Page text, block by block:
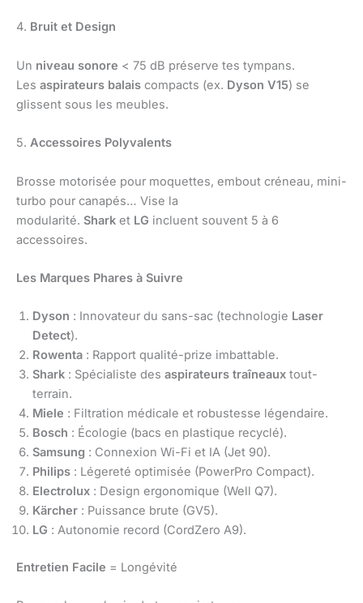
4. Bruit et Design
Un niveau sonore < 75 dB préserve tes tympans.
Les aspirateurs balais compacts (ex. Dyson V15) se
glissent sous les meubles.
5. Accessoires Polyvalents
Brosse motorisée pour moquettes, embout créneau, mini-
turbo pour canapés… Vise la
modularité. Shark et LG incluent souvent 5 à 6
accessoires.
Les Marques Phares à Suivre
Dyson : Innovateur du sans-sac (technologie Laser
Detect).
Rowenta : Rapport qualité-prize imbattable.
Shark : Spécialiste des aspirateurs traîneaux tout-
terrain.
Miele : Filtration médicale et robustesse légendaire.
Bosch : Écologie (bacs en plastique recyclé).
Samsung : Connexion Wi-Fi et IA (Jet 90).
Philips : Légereté optimisée (PowerPro Compact).
Electrolux : Design ergonomique (Well Q7).
Kärcher : Puissance brute (GV5).
LG : Autonomie record (CordZero A9).
Entretien Facile = Longévité